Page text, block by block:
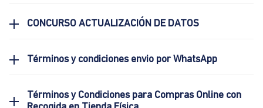
CONCURSO ACTUALIZACIÓN DE DATOS
Términos y condiciones envio por WhatsApp
Términos y Condiciones para Compras Online con